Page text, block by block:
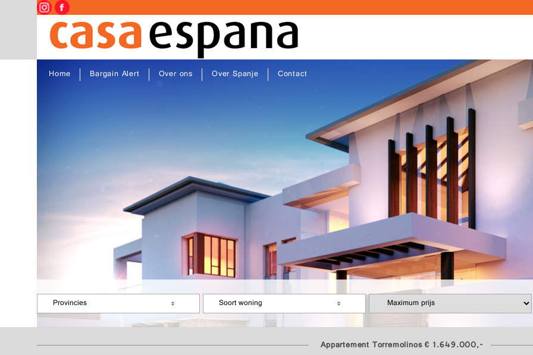
Home Bargain Alert Over ons Over Spanje Contact
Provincies Soort woning
Appartement Torremolinos € 1.649.000,-